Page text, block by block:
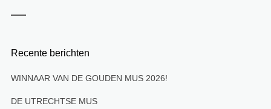
Recente berichten
WINNAAR VAN DE GOUDEN MUS 2026!
DE UTRECHTSE MUS